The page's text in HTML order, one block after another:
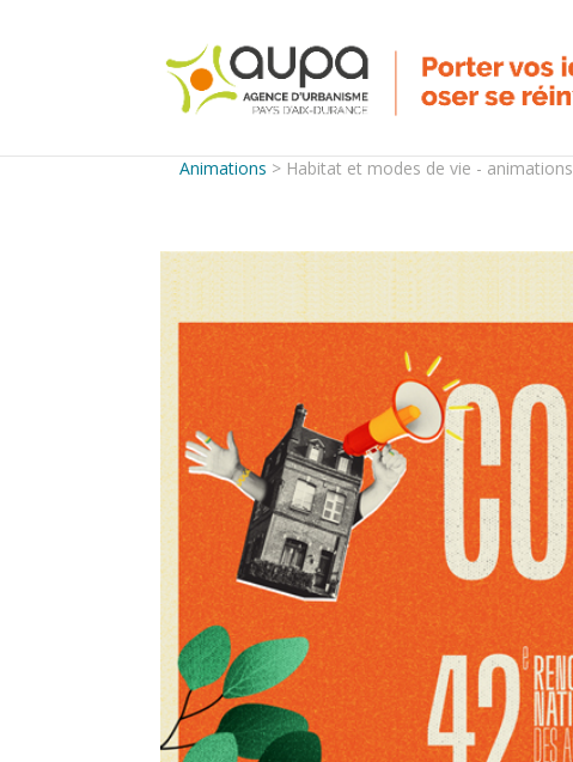
Animations > Habitat et modes de vie - animations